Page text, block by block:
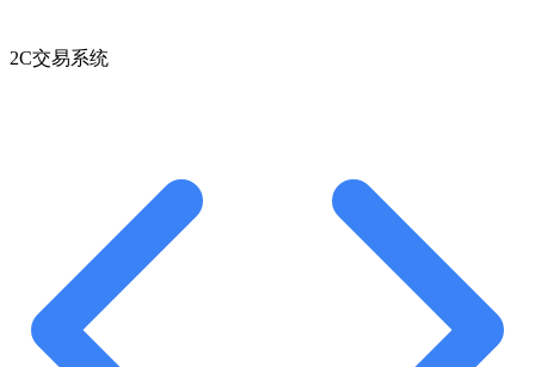
2C交易系统